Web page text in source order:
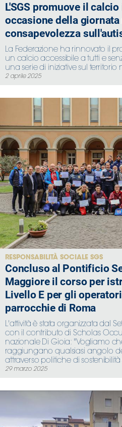
L'SGS promuove il
occasione della
consapevolezza
La Federazione ha rinnovato il
un calcio accessibile a tutti e
una serie di iniziative sul territorio
2 aprile 2025
RESPONSABILITÀ SOCIALE SGS
Concluso al Pontificio
Maggiore il corso per
Livello E per gli
parrocchie di Roma
L'attività è stata organizzata dal
con il contributo di Scholas
nazionale Di Gioia: "Vogliamo
raggiungano qualsiasi angolo
attraverso politiche di sostenibilità
29 marzo 2025